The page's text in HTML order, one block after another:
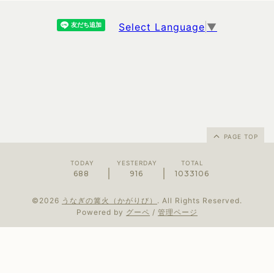
Select Language ▼
PAGE TOP
TODAY
688
YESTERDAY
916
TOTAL
1033106
©2026 うなぎの篝火（かがりび） . All Rights Reserved.
Powered by グーペ / 管理ページ